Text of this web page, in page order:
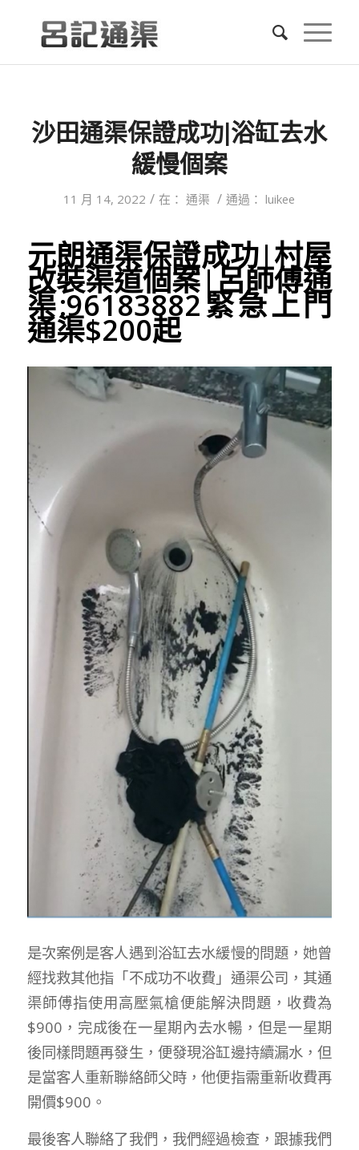
沙田通渠保證成功|浴缸去水
緩慢個案
11 月 14, 2022 / 在：通渠 / 通過：luikee
元朗通渠保證成功|村屋
改裝渠道個案|呂師傅通
渠:96183882緊急上門
通渠$200起
是次案例是客人遇到浴缸去水緩慢的問題，她曾
經找救其他指「不成功不收費」通渠公司，其通
渠師傅指使用高壓氣槍便能解決問題，收費為
$900，完成後在一星期內去水暢，但是一星期
後同樣問題再發生，便發現浴缸邊持續漏水，但
是當客人重新聯絡師父時，他便指需重新收費再
開價$900。
最後客人聯絡了我們，我們經過檢查，跟據我們